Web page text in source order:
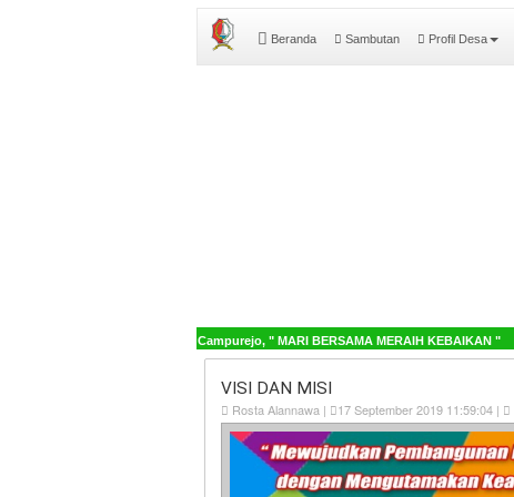
Beranda Sambutan Profil Desa
di Sistem Informasi Desa Campurejo, " MARI BERSAMA MERAIH KEBAIKAN "
VISI DAN MISI
Rosta Alannawa | 17 September 2019 11:59:04 |